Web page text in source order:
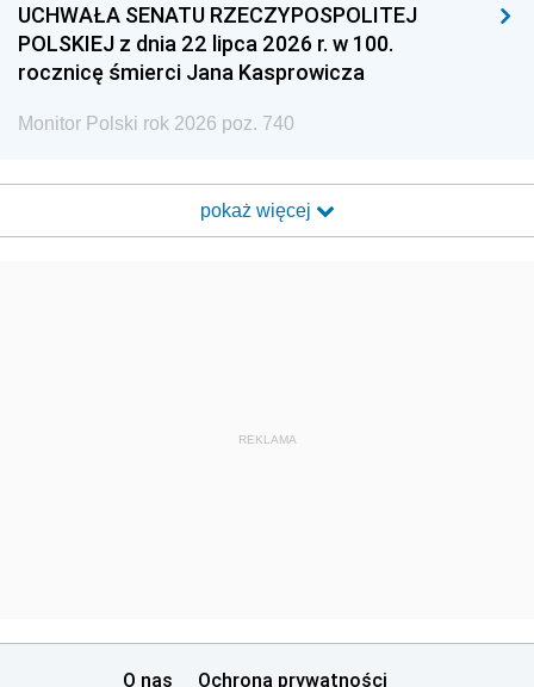
UCHWAŁA SENATU RZECZYPOSPOLITEJ
POLSKIEJ z dnia 22 lipca 2026 r. w 100.
rocznicę śmierci Jana Kasprowicza
Monitor Polski rok 2026 poz. 740
pokaż więcej
REKLAMA
O nas Ochrona prywatności